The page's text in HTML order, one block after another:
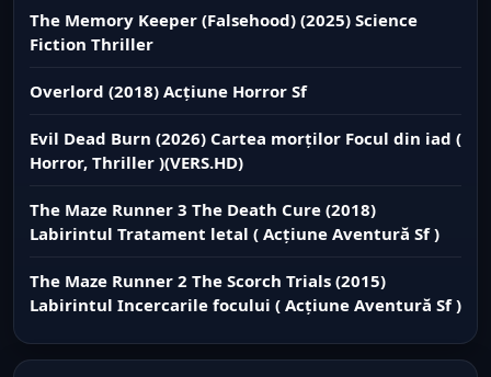
The Memory Keeper (Falsehood) (2025) Science
Fiction Thriller
Overlord (2018) Acțiune Horror Sf
Evil Dead Burn (2026) Cartea morților Focul din iad (
Horror, Thriller )(VERS.HD)
The Maze Runner 3 The Death Cure (2018)
Labirintul Tratament letal ( Acțiune Aventură Sf )
The Maze Runner 2 The Scorch Trials (2015)
Labirintul Incercarile focului ( Acțiune Aventură Sf )